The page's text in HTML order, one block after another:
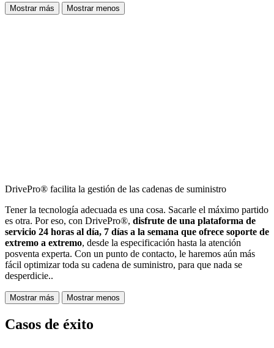
Mostrar más Mostrar menos
DrivePro® facilita la gestión de las cadenas de suministro
Tener la tecnología adecuada es una cosa. Sacarle el máximo partido
es otra. Por eso, con DrivePro®, disfrute de una plataforma de
servicio 24 horas al día, 7 días a la semana que ofrece soporte de
extremo a extremo, desde la especificación hasta la atención
posventa experta. Con un punto de contacto, le haremos aún más
fácil optimizar toda su cadena de suministro, para que nada se
desperdicie..
Mostrar más Mostrar menos
Casos de éxito